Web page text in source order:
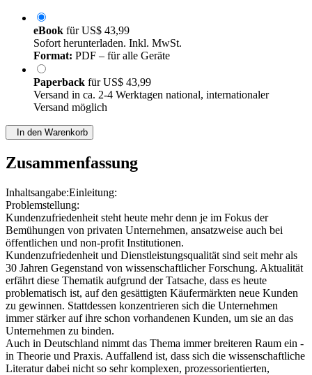
eBook fürUS$ 43,99
Sofort herunterladen. Inkl. MwSt.
Format: PDF – für alle Geräte
Paperback fürUS$ 43,99
Versand in ca. 2-4 Werktagen national, internationaler
Versand möglich
In den Warenkorb
Zusammenfassung
Inhaltsangabe:Einleitung:
Problemstellung:
Kundenzufriedenheit steht heute mehr denn je im Fokus der
Bemühungen von privaten Unternehmen, ansatzweise auch bei
öffentlichen und non-profit Institutionen.
Kundenzufriedenheit und Dienstleistungsqualität sind seit mehr als
30 Jahren Gegenstand von wissenschaftlicher Forschung. Aktualität
erfährt diese Thematik aufgrund der Tatsache, dass es heute
problematisch ist, auf den gesättigten Käufermärkten neue Kunden
zu gewinnen. Stattdessen konzentrieren sich die Unternehmen
immer stärker auf ihre schon vorhandenen Kunden, um sie an das
Unternehmen zu binden.
Auch in Deutschland nimmt das Thema immer breiteren Raum ein -
in Theorie und Praxis. Auffallend ist, dass sich die wissenschaftliche
Literatur dabei nicht so sehr komplexen, prozessorientierten,